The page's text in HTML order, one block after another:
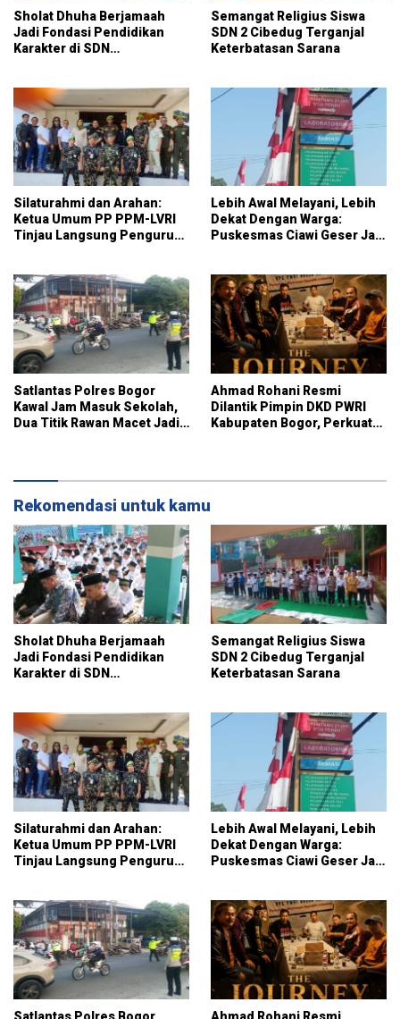
Sholat Dhuha Berjamaah
Jadi Fondasi Pendidikan
Karakter di SDN
Semangat Religius Siswa
SDN 2 Cibedug Terganjal
Keterbatasan Sarana
Silaturahmi dan Arahan:
Ketua Umum PP PPM-LVRI
Tinjau Langsung Pengurus
Lebih Awal Melayani, Lebih
Dekat Dengan Warga:
Puskesmas Ciawi Geser Jam
Satlantas Polres Bogor
Kawal Jam Masuk Sekolah,
Dua Titik Rawan Macet Jadi
Ahmad Rohani Resmi
Dilantik Pimpin DKD PWRI
Kabupaten Bogor, Perkuat
Rekomendasi untuk kamu
Sholat Dhuha Berjamaah
Jadi Fondasi Pendidikan
Karakter di SDN
Semangat Religius Siswa
SDN 2 Cibedug Terganjal
Keterbatasan Sarana
Silaturahmi dan Arahan:
Ketua Umum PP PPM-LVRI
Tinjau Langsung Pengurus
Lebih Awal Melayani, Lebih
Dekat Dengan Warga:
Puskesmas Ciawi Geser Jam
Satlantas Polres Bogor Ahmad Rohani Resmi